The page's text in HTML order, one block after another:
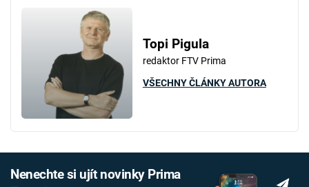
Topi Pigula
redaktor FTV Prima
VŠECHNY ČLÁNKY AUTORA
Nenechte si ujít novinky Prima